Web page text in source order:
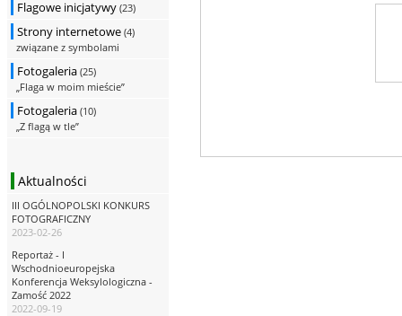
Flagowe inicjatywy (23)
Strony internetowe (4)
związane z symbolami
Fotogaleria (25)
„Flaga w moim mieście”
Fotogaleria (10)
„Z flagą w tle”
Aktualności
III OGÓLNOPOLSKI KONKURS
FOTOGRAFICZNY
2023-02-26
Reportaż - I
Wschodnioeuropejska
Konferencja Weksylologiczna -
Zamość 2022
2022-09-19